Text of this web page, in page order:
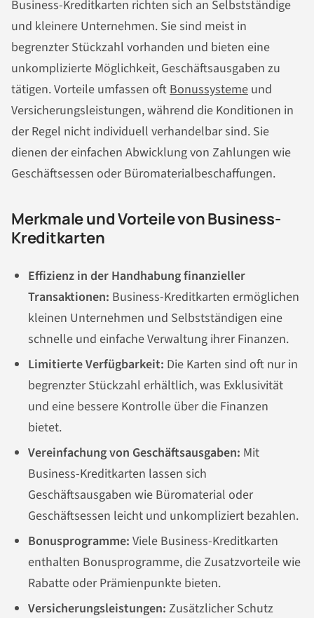
Business-Kreditkarten richten sich an Selbstständige
und kleinere Unternehmen. Sie sind meist in
begrenzter Stückzahl vorhanden und bieten eine
unkomplizierte Möglichkeit, Geschäftsausgaben zu
tätigen. Vorteile umfassen oftBonussysteme und
Versicherungsleistungen, während die Konditionen in
der Regel nicht individuell verhandelbar sind. Sie
dienen der einfachen Abwicklung von Zahlungen wie
Geschäftsessen oder Büromaterialbeschaffungen.
Merkmale und Vorteile von Business-
Kreditkarten
Effizienz in der Handhabung finanzieller
Transaktionen: Business-Kreditkarten ermöglichen
kleinen Unternehmen und Selbstständigen eine
schnelle und einfache Verwaltung ihrer Finanzen.
Limitierte Verfügbarkeit: Die Karten sind oft nur in
begrenzter Stückzahl erhältlich, was Exklusivität
und eine bessere Kontrolle über die Finanzen
bietet.
Vereinfachung von Geschäftsausgaben: Mit
Business-Kreditkarten lassen sich
Geschäftsausgaben wie Büromaterial oder
Geschäftsessen leicht und unkompliziert bezahlen.
Bonusprogramme: Viele Business-Kreditkarten
enthalten Bonusprogramme, die Zusatzvorteile wie
Rabatte oder Prämienpunkte bieten.
Versicherungsleistungen: Zusätzlicher Schutz